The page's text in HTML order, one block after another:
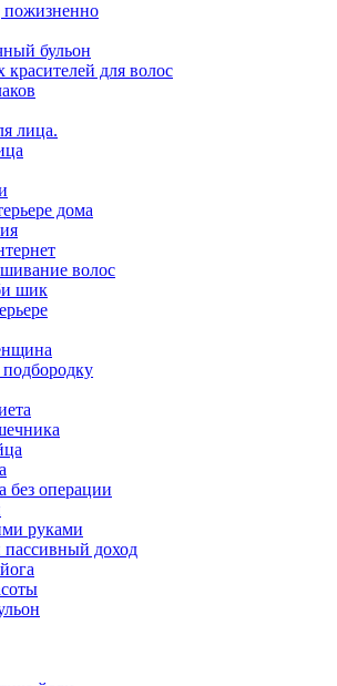
пожизненно
бульон
красителей для волос
лица.
дома
волос
шик
без операции
руками
доход